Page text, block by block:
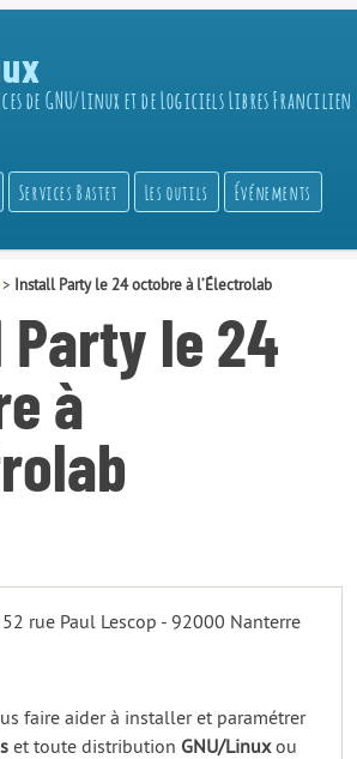
de GNU/Linux et de Logiciels Libres Francilien
Services Bastet Les outils Événements
> Install Party le 24 octobre à l’Électrolab
Party le 24
à
rue Paul Lescop - 92000 Nanterre
faire aider à installer et paramétrer
et toute distribution GNU/Linuxou